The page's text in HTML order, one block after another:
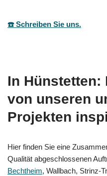
☎️ Schreiben Sie uns.
In Hünstetten:
von unseren
Projekten
Hier finden Sie eine
Qualität abgeschlossenen
Bechtheim, Wallbach, Strinz-